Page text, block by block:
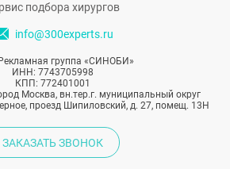
подбора хирургов
info@300experts.ru
группа «СИНОБИ»
ИНН: 7743705998
КПП: 772401001
Москва, вн.тер.г. муниципальный округ
проезд Шипиловский, д. 27, помещ. 13Н
ЗАКАЗАТЬ ЗВОНОК